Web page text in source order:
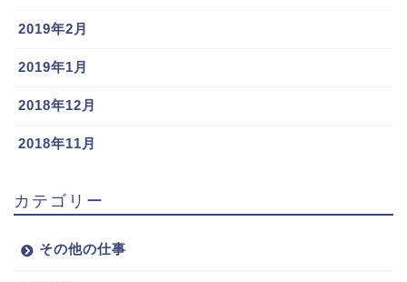
2019年2月
2019年1月
2018年12月
2018年11月
カテゴリー
その他の仕事